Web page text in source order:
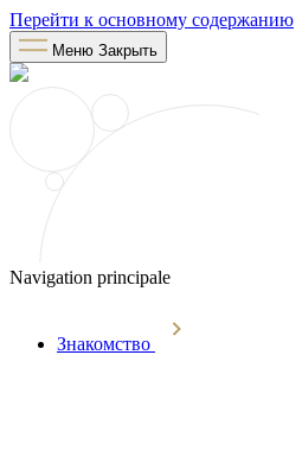
Перейти к основному содержанию
Меню Закрыть
Navigation principale
Знакомство